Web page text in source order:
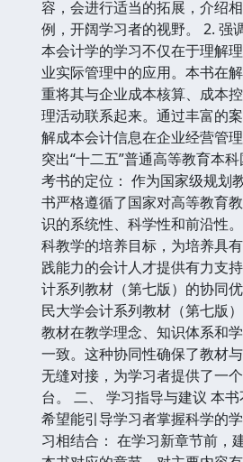
容，会进行适当的拓展，介绍
例，开阔学习者的视野。 2. 强
本会计学的学习不仅在于理解
业实际管理中的应用。本书在
重将其与企业成本核算、成本
理活动联系起来。通过丰富的
解成本会计信息在企业经营管
突出“十二五”普通高等教育本
考书的定位： 作为国家级规划
书严格遵循了国家对高等教育
识的系统性、科学性和前沿性
科教学的培养目标，为培养具
践能力的会计人才提供有力支
计系列教材（第七版）的协同
民大学会计系列教材（第七版
教材在教学理念、知识体系和
一致。这种协同性确保了教材
无缝对接，为学习者提供了一
台。 二、 学习指导与建议 本
希望能引导学习者掌握科学的
习相结合： 在学习新章节前，